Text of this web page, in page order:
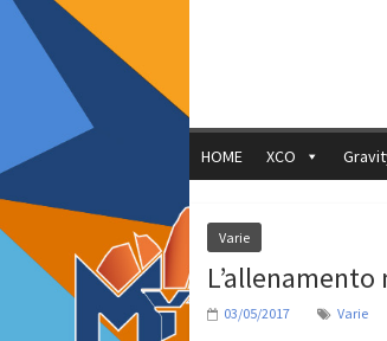
HOME XCO
Varie
03/05/2017 Varie